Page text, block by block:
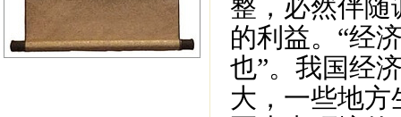
整，必然伴
的利益。“经
也”。我国经
大，一些地